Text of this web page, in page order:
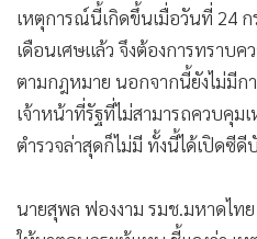
• News1
• Gotomanager
เหตุการณ์นี้เกิดขึ้นเมื่อวันที่ 24 ก
เดือนเศษแล้ว จึงต้องการทราบ
ตามกฎหมาย นอกจากนี้ยังไม่มีก
เจ้าหน้าที่รัฐที่ไม่สามารถควบคุม
ตำรวจล่าสุดก็ไม่มี ทั้งนี้ได้เปิดซี
นายสุพล ฟองงาม รมช.มหาดไท